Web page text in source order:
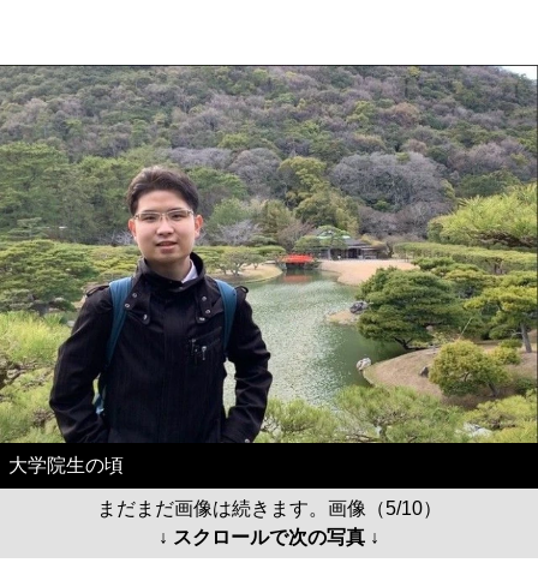
大学院生の頃
まだまだ画像は続きます。画像（5/10）
↓ スクロールで次の写真 ↓